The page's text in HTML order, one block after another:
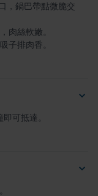
，鍋巴帶點微脆交
子排肉香。
可抵達。